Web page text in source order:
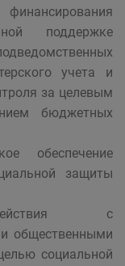
поддержке
учета и
за целевым
бюджетных
обеспечение
защиты
с
общественными
социальной